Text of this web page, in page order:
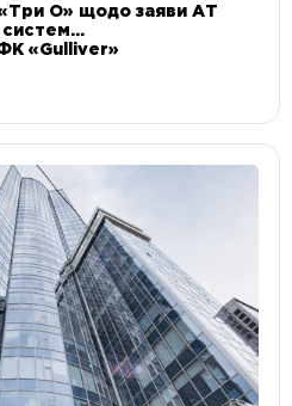
«Три О» щодо заяви АТ
«Gulliver»